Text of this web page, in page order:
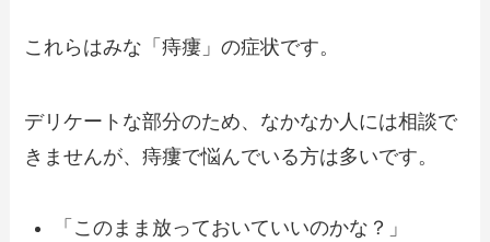
これらはみな「痔瘻」の症状です。
デリケートな部分のため、なかなか人には相談で
きませんが、痔瘻で悩んでいる方は多いです。
「このまま放っておいていいのかな？」